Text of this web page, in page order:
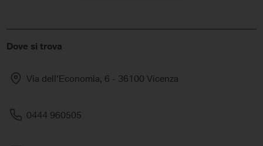
Dove si trova
Via dell'Economia, 6 - 36100 Vicenza
0444 960505